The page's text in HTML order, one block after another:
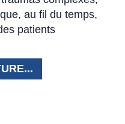
au fil du temps,
patients